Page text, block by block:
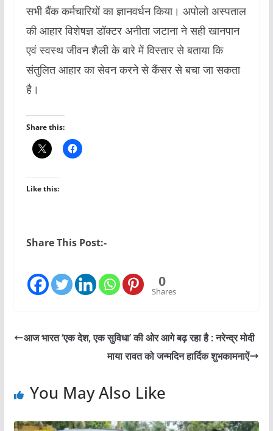
सभी बैंक कर्मचारियों का ज्ञानवर्धन किया। अपोलो अस्पताल
की आहार विशेषज्ञ डॉक्टर अनीता जटाना ने सही खानपान
एवं स्वस्थ जीवन शैली के बारे में विस्तार से बताया कि
संतुलित आहार का सेवन करने से कैंसर से बचा जा सकता
है।
Share this:
Like this:
Share This Post:-
0
Shares
आज भारत ‘एक देश, एक सुविधा’ की ओर आगे बढ़ रहा है : नरेन्द्र मोदी
माया रावत को जन्मदिन हार्दिक शुभकामनाऐं
You May Also Like